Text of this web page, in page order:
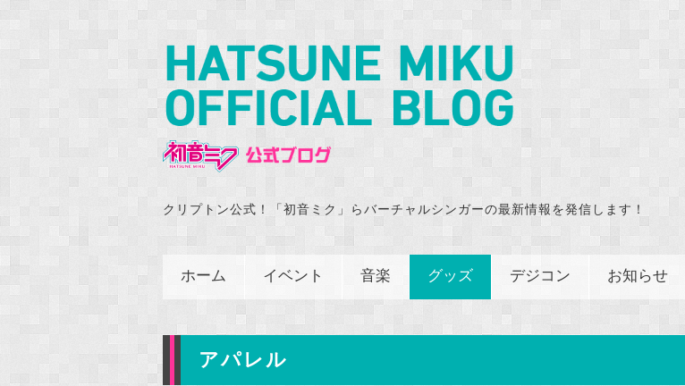
クリプトン公式！「初音ミク」らバーチャルシンガーの最新情報を発信します！
ホーム イベント 音楽 グッズ デジコン お知らせ
アパレル